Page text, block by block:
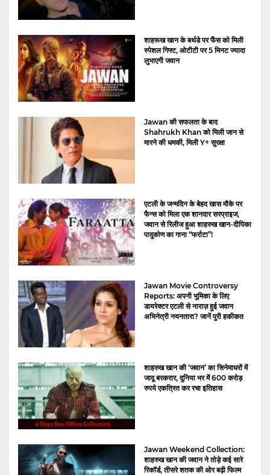
शाहरूख खान के बर्थडे पर फैंस को मिली
स्पेशल गिफ्ट, ओटीटी पर 5 मिनट ज्यादा
लुभाएगी जवान
Jawan की सफलता के बाद
Shahrukh Khan को मिली जान से
मारने की धमकी, मिली Y+ सुरक्षा
एटली के जन्मदिन के बेहद खास मौके पर
फैन्स को मिला एक शानदार सरप्राइज,
जवान से रिलीज हुआ शाहरुख खान-दीपिका
पादुकोण का गाना “फर्राटा”!
Jawan Movie Controversy
Reports: अपनी भूमिका के लिए
डायरेक्टर एटली से नाराज़ हुई जवान
अभिनेत्री नयनतारा? जानें पुरी हकीकत
शाहरुख खान की ‘जवान’ का सिनेमाघरों में
जादू बरकरार, दुनिया भर में 600 करोड़
रुपये एकत्रित कर रचा इतिहास
Jawan Weekend Collection:
शाहरुख खान की जवान ने तोड़े कई सारे
रिकॉर्ड, तीसरे शतक की ओर बढ़ी फिल्म